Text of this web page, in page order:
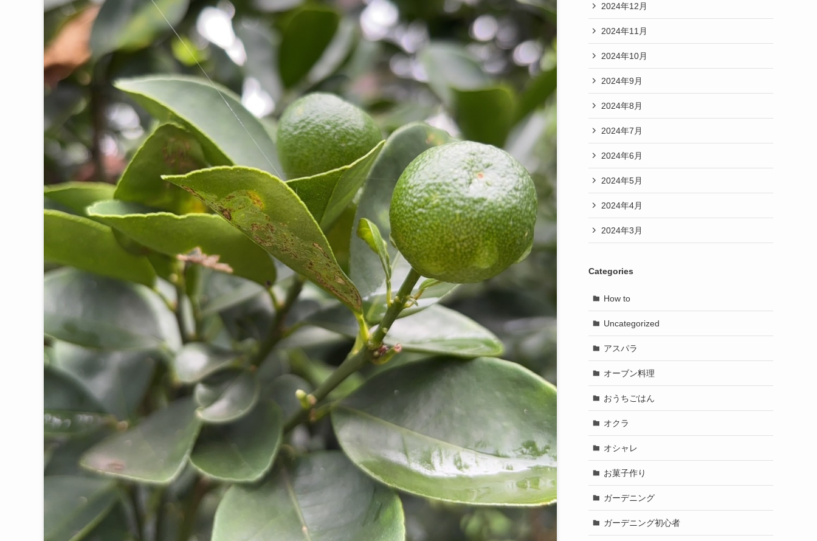
2024年12月
2024年11月
2024年10月
2024年9月
2024年8月
2024年7月
2024年6月
2024年5月
2024年4月
2024年3月
Categories
How to
Uncategorized
アスパラ
オーブン料理
おうちごはん
オクラ
オシャレ
お菓子作り
ガーデニング
ガーデニング初心者